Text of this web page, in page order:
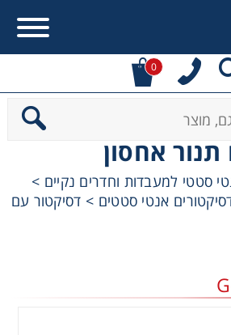
0
אחסון
סטטי למעבדות וחדרים נקיים >
אנטי סטטים > דסיקטור עם
Error: Contact
הצעת מחיר או מידע עבור: